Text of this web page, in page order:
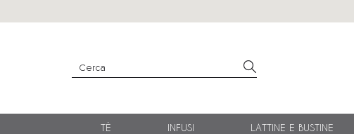
TÈ INFUSI LATTINE E BUSTINE